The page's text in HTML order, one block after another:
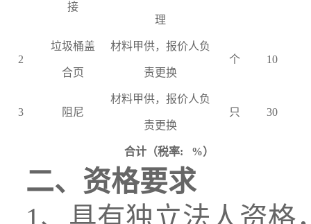
接
理
2
垃圾桶盖
合页
材料甲供，报价人负
责更换
个 10
3 阻尼
材料甲供，报价人负
责更换
只 30
合计（税率: %）
二、资格要求